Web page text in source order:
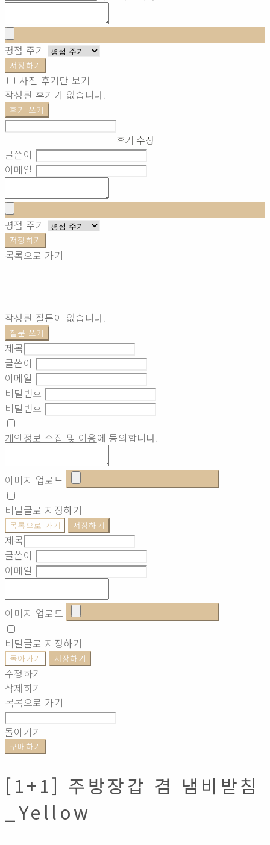
평점 주기
저장하기
사진 후기만 보기
작성된 후기가 없습니다.
후기 쓰기
후기 수정
글쓴이
이메일
평점 주기
저장하기
목록으로 가기
작성된 질문이 없습니다.
질문 쓰기
제목
글쓴이
이메일
비밀번호
비밀번호
개인정보 수집 및 이용에 동의합니다.
이미지 업로드
비밀글로 지정하기
목록으로 가기 저장하기
제목
글쓴이
이메일
이미지 업로드
비밀글로 지정하기
돌아가기 저장하기
수정하기
삭제하기
목록으로 가기
돌아가기
구매하기
[1+1] 주방장갑 겸 냄비받침
_Yellow